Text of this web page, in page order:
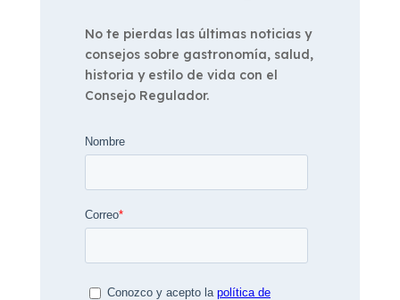
No te pierdas las últimas noticias y
consejos sobre gastronomía, salud,
historia y estilo de vida con el
Consejo Regulador.